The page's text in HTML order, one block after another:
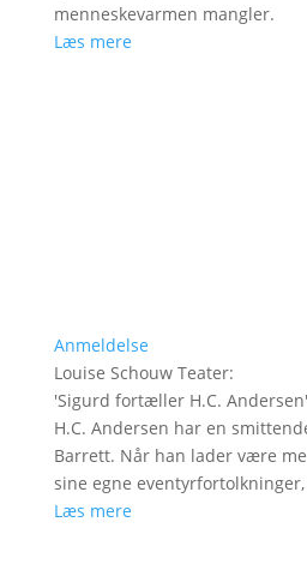
menneskevarmen mangler.
Læs mere
Anmeldelse
Louise Schouw Teater:
'Sigurd fortæller H.C. Andersen'
H.C. Andersen har en
Barrett. Når han lader være
sine egne
Læs mere